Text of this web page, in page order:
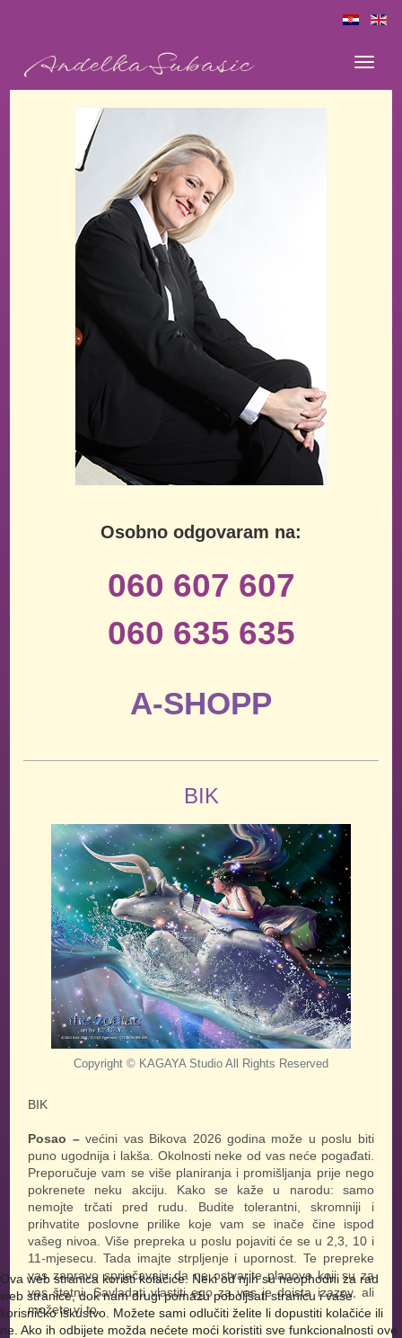
Osobno odgovaram na:
060 607 607
060 635 635
A-SHOPP
BIK
Copyright © KAGAYA StudioAll Rights Reserved
BIK
Posao –većini vas Bikova 2026 godina može u poslu biti
puno ugodnija i lakša. Okolnosti neke od vas neće pogađati.
Preporučuje vam se više planiranja i promišljanja prije nego
pokrenete neku akciju. Kako se kaže u narodu: samo
nemojte trčati pred rudu. Budite tolerantni, skromniji i
prihvatite poslovne prilike koje vam se inače čine ispod
vašeg nivoa. Više prepreka u poslu pojaviti će se u 2,3, 10 i
11-mjesecu. Tada imajte strpljenje i upornost. Te prepreke
vas zapravo sprječavaju da ne ostvarite planove koji su za
vas štetni. Savladati vlastiti ego za vas je doista izazov, ali
možete vi to.
Ova web stranica koristi kolačiće. Neki od njih su neophodni za rad
web stranice, dok nam drugi pomažu poboljšati stranicu i vaše
korisničko iskustvo. Možete sami odlučiti želite li dopustiti kolačiće ili
ne. Ako ih odbijete možda nećete moći koristiti sve funkcionalnosti ove